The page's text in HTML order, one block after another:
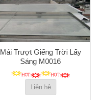
Mái Trượt Giếng Trời Lấy
Sáng M0016
Liên hệ